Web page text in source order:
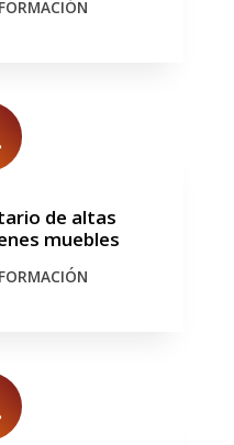
de altas
muebles